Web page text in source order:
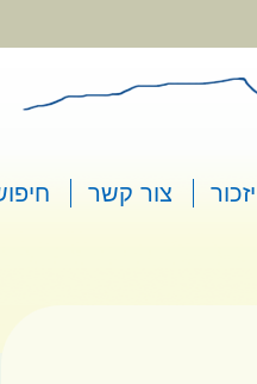
יזכור צור קשר